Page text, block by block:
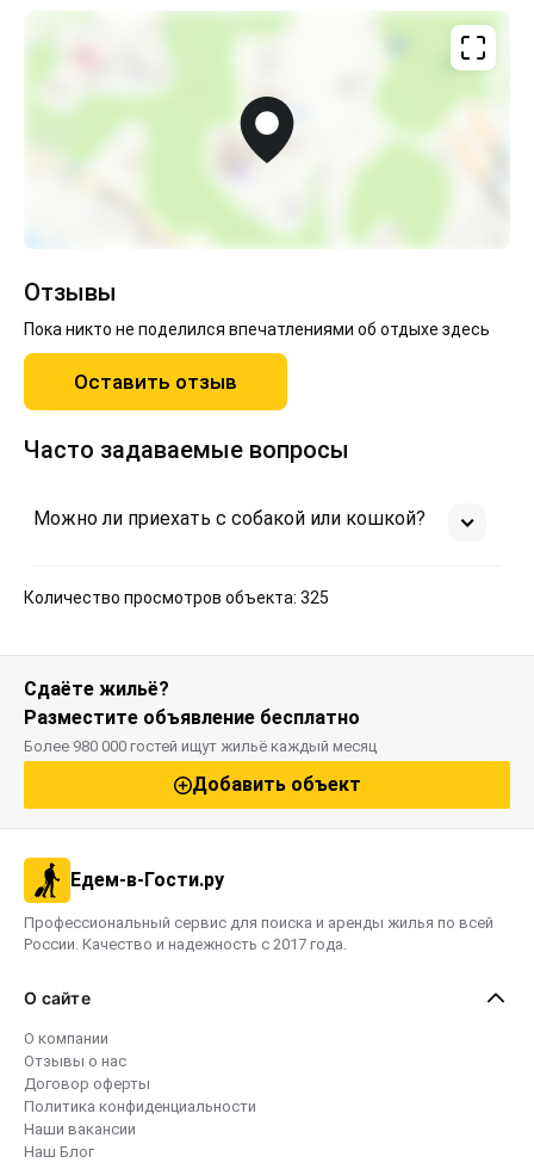
Отзывы
Пока никто не поделился впечатлениями об отдыхе здесь
Оставить отзыв
Часто задаваемые вопросы
Можно ли приехать с собакой или кошкой?
Количество просмотров объекта: 325
Сдаёте жильё?
Разместите объявление бесплатно
Более 980 000 гостей ищут жильё каждый месяц
Добавить объект
Едем-в-Гости.ру
Профессиональный сервис для поиска и аренды жилья по всей
России. Качество и надежность с 2017 года.
О сайте
О компании
Отзывы о нас
Договор оферты
Политика конфиденциальности
Наши вакансии
Наш Блог